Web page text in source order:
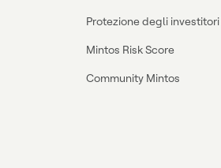
Protezione degli
Mintos Risk Score
Community Mintos